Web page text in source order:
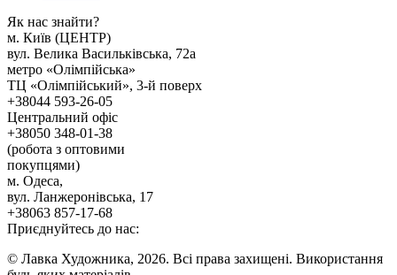
Як наc знайти?
м. Киïв (ЦЕНТР)
вул. Велика Васильківська, 72а
метро «Олімпійська»
ТЦ «Олімпійський», 3-й поверх
+38044 593-26-05
Центральний офіс
+38050 348-01-38
(робота з оптовими
покупцями)
м. Одеса,
вул. Ланжеронівська, 17
+38063 857-17-68
Приєднуйтесь до нас:
© Лавка Художника, 2026. Всі права захищені. Використання